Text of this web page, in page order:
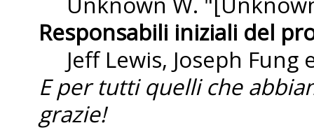
Responsabili iniziali del
Jeff Lewis, Joseph
E per tutti quelli che
grazie!